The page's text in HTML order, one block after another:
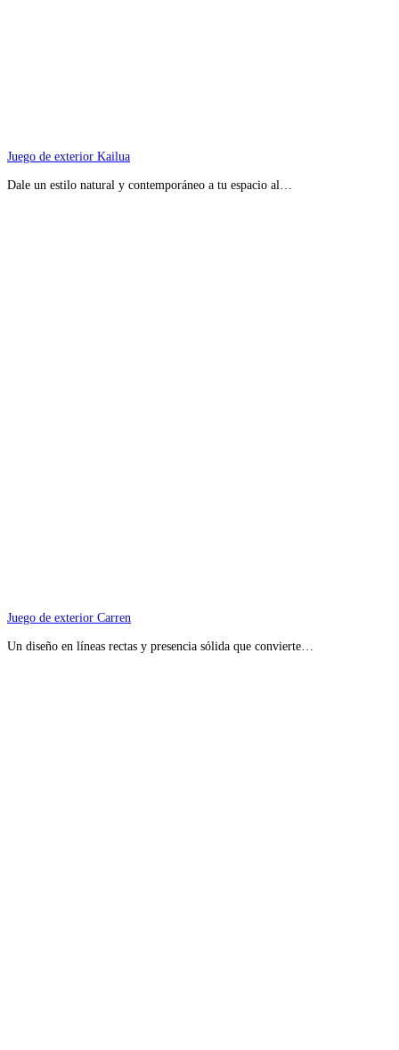
Juego de exterior Kailua
Dale un estilo natural y contemporáneo a tu espacio al…
Juego de exterior Carren
Un diseño en líneas rectas y presencia sólida que convierte…